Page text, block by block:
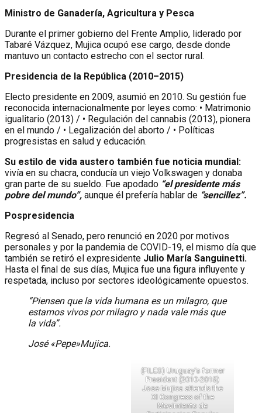
Ministro de Ganadería, Agricultura y Pesca
Durante el primer gobierno del Frente Amplio, liderado por
Tabaré Vázquez, Mujica ocupó ese cargo, desde donde
mantuvo un contacto estrecho con el sector rural.
Presidencia de la República (2010–2015)
Electo presidente en 2009, asumió en 2010. Su gestión fue
reconocida internacionalmente por leyes como: • Matrimonio
igualitario (2013) / • Regulación del cannabis (2013), pionera
en el mundo / • Legalización del aborto / • Políticas
progresistas en salud y educación.
Su estilo de vida austero también fue noticia mundial:
vivía en su chacra, conducía un viejo Volkswagen y donaba
gran parte de su sueldo. Fue apodado “el presidente más
pobre del mundo”, aunque él prefería hablar de “sencillez”.
Pospresidencia
Regresó al Senado, pero renunció en 2020 por motivos
personales y por la pandemia de COVID-19, el mismo día que
también se retiró el expresidente Julio María Sanguinetti.
Hasta el final de sus días, Mujica fue una figura influyente y
respetada, incluso por sectores ideológicamente opuestos.
“Piensen que la vida humana es un milagro, que
estamos vivos por milagro y nada vale más que
la vida”.
José «Pepe»Mujica.
(FILES) Uruguay’s former
President (2010-2015)
Jose Mujica attends the
XI Congress of the
Movimiento de